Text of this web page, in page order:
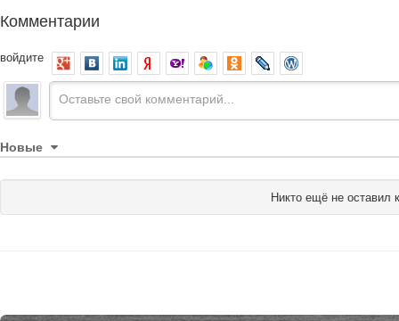
Комментарии
войдите
Новые
Никто ещё не оставил